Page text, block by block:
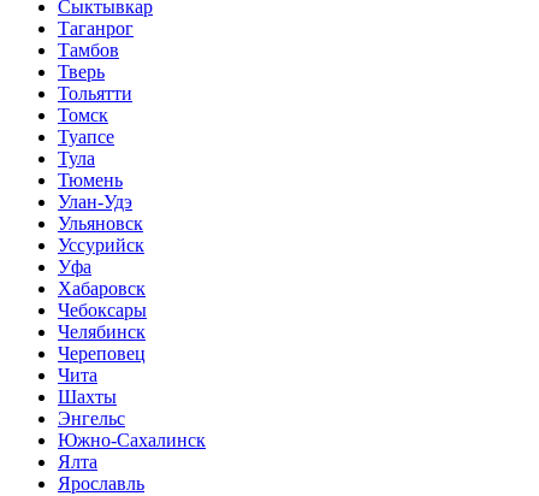
Сыктывкар
Таганрог
Тамбов
Тверь
Тольятти
Томск
Туапсе
Тула
Тюмень
Улан-Удэ
Ульяновск
Уссурийск
Уфа
Хабаровск
Чебоксары
Челябинск
Череповец
Чита
Шахты
Энгельс
Южно-Сахалинск
Ялта
Ярославль